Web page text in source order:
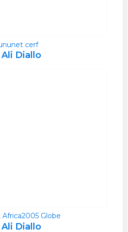
cerf
Ali Diallo
Globe
Ali Diallo